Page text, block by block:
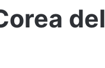
del